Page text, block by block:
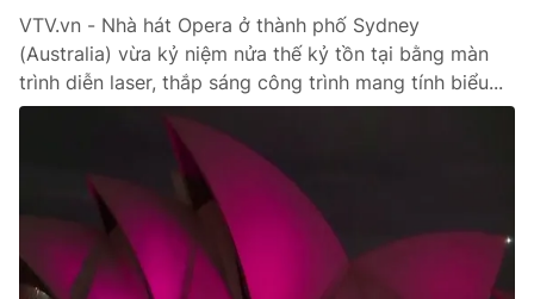
Liên hệ tòa soạn English
Theo dõi báo trên
VTV.vn - Nhà hát Opera ở thành phố Sydney
(Australia) vừa kỷ niệm nửa thế kỷ tồn tại bằng màn
trình diễn laser, thắp sáng công trình mang tính biểu...